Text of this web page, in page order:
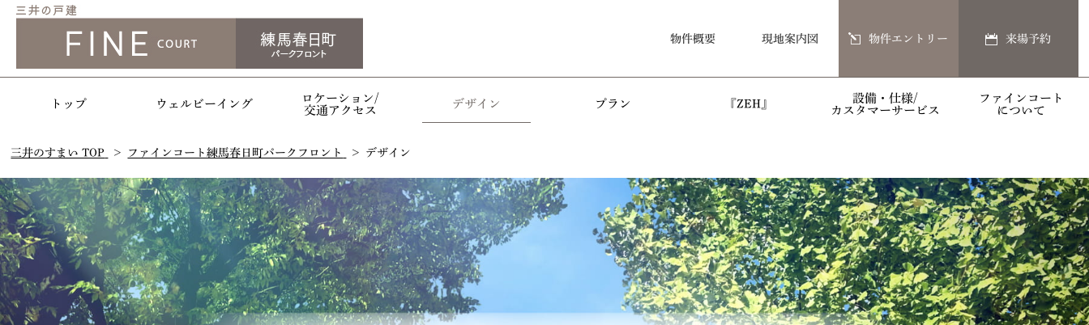
来場予約
物件エントリー
現地案内図
物件概要
トップ ウェルビーイング
ロケーション/
交通アクセス
デザイン プラン 『ZEH』
設備・仕様/
カスタマーサービス
ファインコート
について
三井のすまい TOP ファインコート練馬春日町パークフロント デザイン